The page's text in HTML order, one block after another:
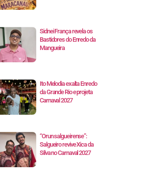
Sidnei França revela os
Bastidores do Enredo da
Mangueira
Ito Melodia exalta Enredo
da Grande Rio e projeta
Carnaval 2027
“Orun salgueirense”:
Salgueiro revive Xica da
Silva no Carnaval 2027